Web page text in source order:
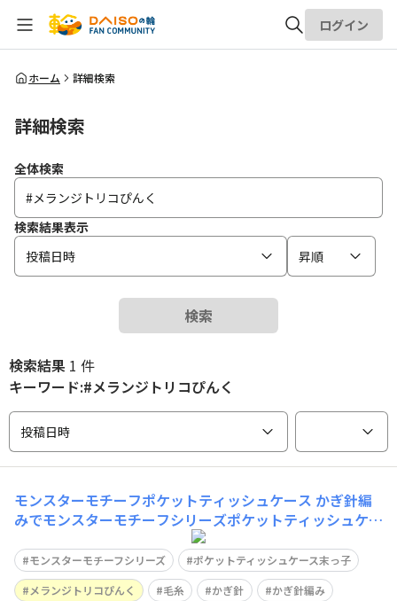
全体検索
ログイン
ホーム 詳細検索
詳細検索
全体検索
検索結果表示
投稿日時
昇順
検索
検索結果 1 件
キーワード:#メランジトリコぴんく
投稿日時
モンスターモチーフポケットティッシュケース かぎ針編
みでモンスターモチーフシリーズポケットティッシュケー
ス第4弾末っ子完成。一応女の子。体→メランジトリコピ
ンク(廃盤)唇→他のメーカーの毛糸口は小さめにしてあり
ます。
モンスターモチーフシリーズ
ポケットティッシュケース末っ子
メランジトリコぴんく
毛糸 かぎ針 かぎ針編み